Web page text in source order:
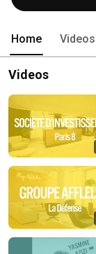
Home Videos
Videos